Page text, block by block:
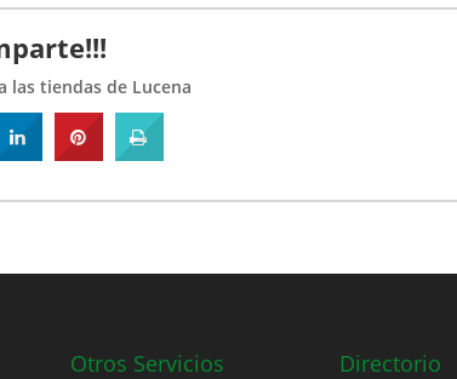
las tiendas de Lucena
Otros Servicios Directorio